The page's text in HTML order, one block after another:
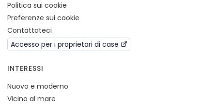
Politica sui cookie
Preferenze sui cookie
Contattateci
Accesso per i proprietari di case
INTERESSI
Nuovo e moderno
Vicino al mare